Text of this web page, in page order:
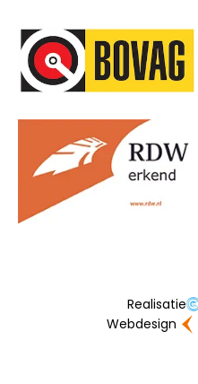
Realisatie
Webdesign